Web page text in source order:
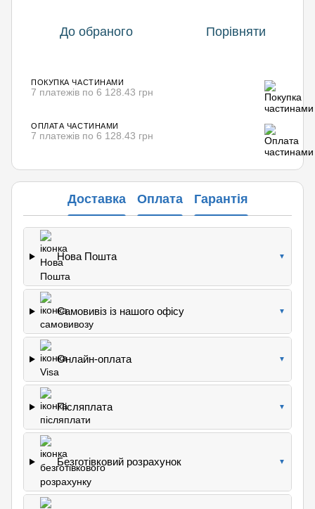
До обраного Порівняти
ПОКУПКА ЧАСТИНАМИ
7 платежів по 6 128.43 грн
ОПЛАТА ЧАСТИНАМИ
7 платежів по 6 128.43 грн
Доставка Оплата Гарантія
Нова Пошта ▼
Самовивіз із нашого офісу ▼
Онлайн-оплата ▼
Післяплата ▼
Безготівковий розрахунок ▼